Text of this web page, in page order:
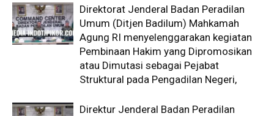
Direktorat Jenderal Badan Peradilan
Umum (Ditjen Badilum) Mahkamah
Agung RI menyelenggarakan kegiatan
Pembinaan Hakim yang Dipromosikan
atau Dimutasi sebagai Pejabat
Struktural pada Pengadilan Negeri,
Direktur Jenderal Badan Peradilan